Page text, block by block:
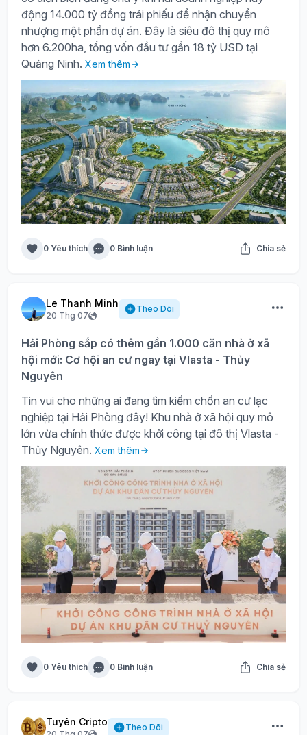
động 14.000 tỷ đồng trái phiếu để nhận chuyển
nhượng một phần dự án. Đây là siêu đô thị quy mô
hơn 6.200ha, tổng vốn đầu tư gần 18 tỷ USD tại
Quảng Ninh. Xem thêm
0 Yêu thích 0 Bình luận Chia sẻ
Le Thanh Minh
20 Thg 07
Theo Dõi
Hải Phòng sắp có thêm gần 1.000 căn nhà ở xã
hội mới: Cơ hội an cư ngay tại Vlasta - Thủy
Nguyên
Tin vui cho những ai đang tìm kiếm chốn an cư lạc
nghiệp tại Hải Phòng đây! Khu nhà ở xã hội quy mô
lớn vừa chính thức được khởi công tại đô thị Vlasta -
Thủy Nguyên. Xem thêm
0 Yêu thích 0 Bình luận Chia sẻ
Tuyên Cripto Theo Dõi